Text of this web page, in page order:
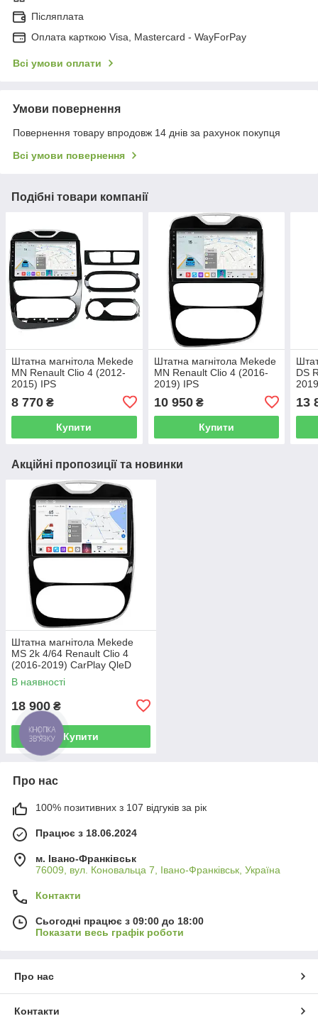
Післяплата
Оплата карткою Visa, Mastercard - WayForPay
Всі умови оплати
Умови повернення
Повернення товару впродовж 14 днів за рахунок покупця
Всі умови повернення
Подібні товари компанії
Штатна магнітола Mekede
MN Renault Clio 4 (2012-
2015) IPS
8 770 ₴
Купити
Штатна магнітола Mekede
MN Renault Clio 4 (2016-
2019) IPS
10 950₴
Купити
DS
13
Акційні пропозиції та новинки
Штатна магнітола Mekede
MS 2k 4/64 Renault Clio 4
(2016-2019) CarPlay QleD
В наявності
18 900 ₴
Купити
Про нас
100% позитивних з 107 відгуків за рік
Працює з 18.06.2024
м. Івано-Франківськ
76009, вул. Коновальца 7, Івано-Франківськ, Україна
Контакти
Сьогодні працює з 09:00 до 18:00
Показати весь графік роботи
Про нас
Контакти
КНОПКА
ЗВ'ЯЗКУ